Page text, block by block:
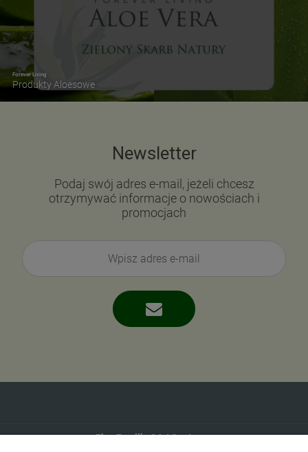
Forever Living
Produkty Aloesowe
Newsletter
Podaj swój adres e-mail, jeżeli chcesz
otrzymywać informacje o nowościach i
promocjach
Eko-Familia GAJ Sp.Jawna